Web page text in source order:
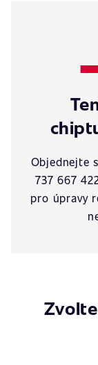
Objednejte
737 667
pro úpravy